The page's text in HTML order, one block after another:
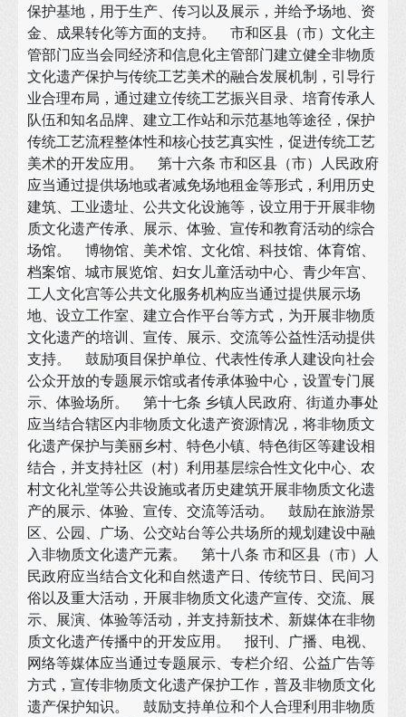
保护基地，用于生产、传习以及展示，并给予场地、资
金、成果转化等方面的支持。 市和区县（市）文化主
管部门应当会同经济和信息化主管部门建立健全非物质
文化遗产保护与传统工艺美术的融合发展机制，引导行
业合理布局，通过建立传统工艺振兴目录、培育传承人
队伍和知名品牌、建立工作站和示范基地等途径，保护
传统工艺流程整体性和核心技艺真实性，促进传统工艺
美术的开发应用。 第十六条 市和区县（市）人民政府
应当通过提供场地或者减免场地租金等形式，利用历史
建筑、工业遗址、公共文化设施等，设立用于开展非物
质文化遗产传承、展示、体验、宣传和教育活动的综合
场馆。 博物馆、美术馆、文化馆、科技馆、体育馆、
档案馆、城市展览馆、妇女儿童活动中心、青少年宫、
工人文化宫等公共文化服务机构应当通过提供展示场
地、设立工作室、建立合作平台等方式，为开展非物质
文化遗产的培训、宣传、展示、交流等公益性活动提供
支持。 鼓励项目保护单位、代表性传承人建设向社会
公众开放的专题展示馆或者传承体验中心，设置专门展
示、体验场所。 第十七条 乡镇人民政府、街道办事处
应当结合辖区内非物质文化遗产资源情况，将非物质文
化遗产保护与美丽乡村、特色小镇、特色街区等建设相
结合，并支持社区（村）利用基层综合性文化中心、农
村文化礼堂等公共设施或者历史建筑开展非物质文化遗
产的展示、体验、宣传、交流等活动。 鼓励在旅游景
区、公园、广场、公交站台等公共场所的规划建设中融
入非物质文化遗产元素。 第十八条 市和区县（市）人
民政府应当结合文化和自然遗产日、传统节日、民间习
俗以及重大活动，开展非物质文化遗产宣传、交流、展
示、展演、体验等活动，并支持新技术、新媒体在非物
质文化遗产传播中的开发应用。 报刊、广播、电视、
网络等媒体应当通过专题展示、专栏介绍、公益广告等
方式，宣传非物质文化遗产保护工作，普及非物质文化
遗产保护知识。 鼓励支持单位和个人合理利用非物质